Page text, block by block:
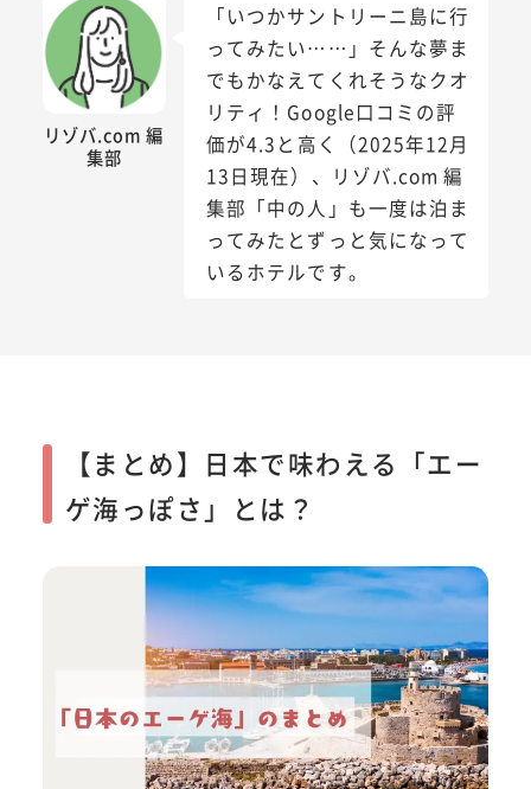
リゾバ.com 編
集部
「いつかサントリーニ島に行
ってみたい……」そんな夢ま
でもかなえてくれそうなクオ
リティ！Google口コミの評
価が4.3と高く（2025年12月
13日現在）、リゾバ.com 編
集部「中の人」も一度は泊ま
ってみたとずっと気になって
いるホテルです。
【まとめ】日本で味わえる「エー
ゲ海っぽさ」とは？